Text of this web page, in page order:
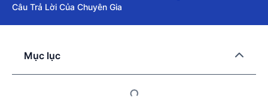
Câu Trả Lời Của Chuyên Gia
Mục lục